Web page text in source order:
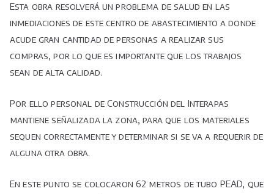
sanitario.
Esta obra resolverá un problema de salud en las
inmediaciones de este centro de abastecimiento a donde
acude gran cantidad de personas a realizar sus
compras, por lo que es importante que los trabajos
sean de alta calidad.
Por ello personal de Construcción del Interapas
mantiene señalizada la zona, para que los materiales
sequen correctamente y determinar si se va a requerir de
alguna otra obra.
En este punto se colocaron 62 metros de tubo PEAD, que